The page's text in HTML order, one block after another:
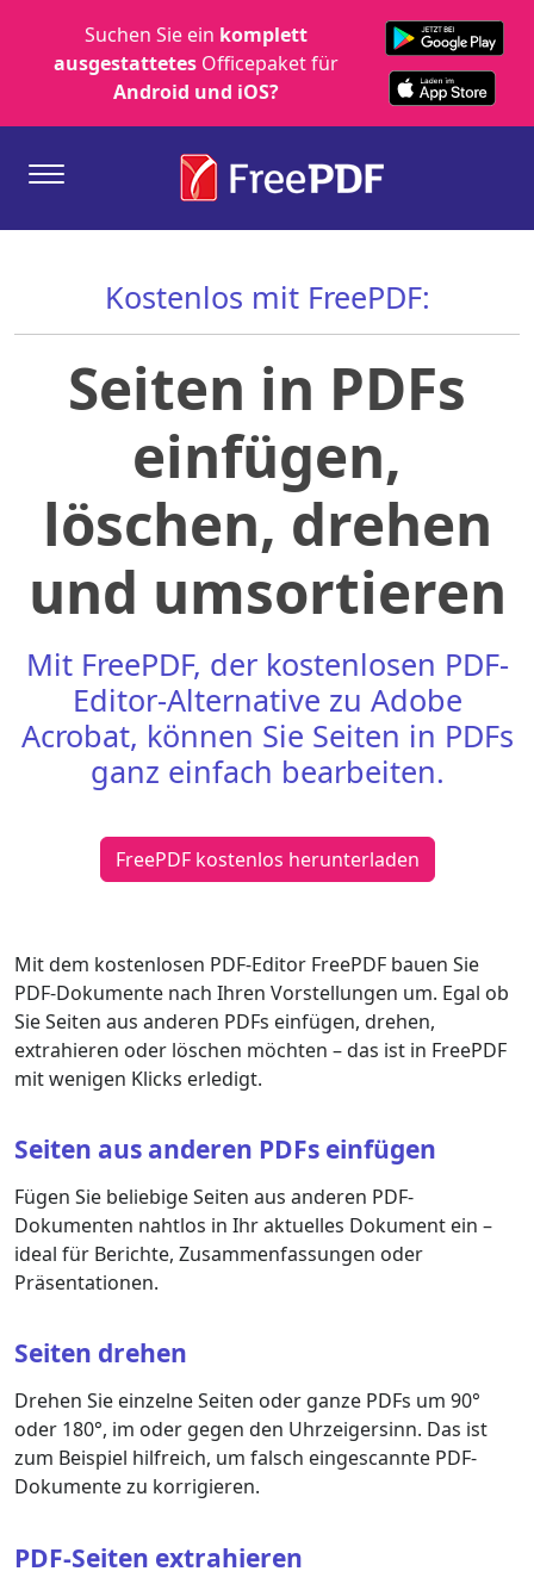
Suchen Sie ein komplett
ausgestattetes Officepaket für
Android und iOS?
Kostenlos mit FreePDF:
Seiten in PDFs
einfügen,
löschen, drehen
und umsortieren
Mit FreePDF, der kostenlosen PDF-
Editor-Alternative zu Adobe
Acrobat, können Sie Seiten in PDFs
ganz einfach bearbeiten.
FreePDF kostenlos herunterladen
Mit dem kostenlosen PDF-Editor FreePDF bauen Sie
PDF-Dokumente nach Ihren Vorstellungen um. Egal ob
Sie Seiten aus anderen PDFs einfügen, drehen,
extrahieren oder löschen möchten – das ist in FreePDF
mit wenigen Klicks erledigt.
Seiten aus anderen PDFs einfügen
Fügen Sie beliebige Seiten aus anderen PDF-
Dokumenten nahtlos in Ihr aktuelles Dokument ein –
ideal für Berichte, Zusammenfassungen oder
Präsentationen.
Seiten drehen
Drehen Sie einzelne Seiten oder ganze PDFs um 90°
oder 180°, im oder gegen den Uhrzeigersinn. Das ist
zum Beispiel hilfreich, um falsch eingescannte PDF-
Dokumente zu korrigieren.
PDF-Seiten extrahieren